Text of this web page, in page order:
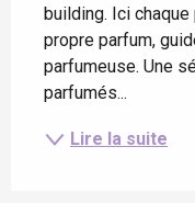
building. Ici
propre parfum,
parfumeuse. Une
parfumés...
Lire la suite